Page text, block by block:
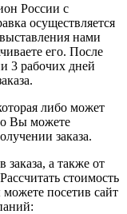
России с
осуществляется
нами
его. После
3 рабочих дней
либо может
Вы можете
заказа.
заказа, а также от
стоимость
посетив сайт